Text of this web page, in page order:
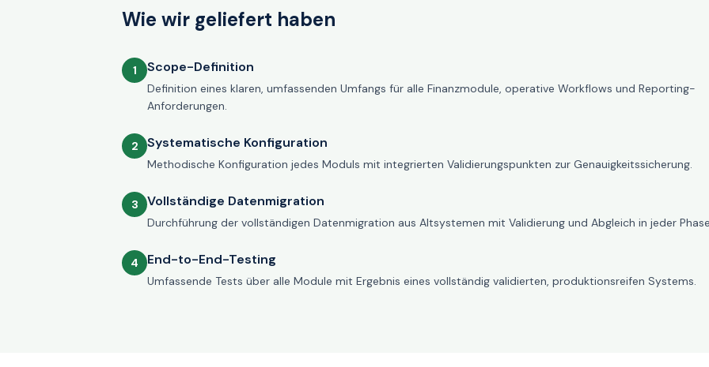
Wie wir geliefert haben
1 Scope-Definition
Definition eines klaren, umfassenden Umfangs für alle Finanzmodule, operative Workflows und Reporting-
Anforderungen.
2 Systematische Konfiguration
Methodische Konfiguration jedes Moduls mit integrierten Validierungspunkten zur Genauigkeitssicherung.
3 Vollständige Datenmigration
Durchführung der vollständigen Datenmigration aus Altsystemen mit Validierung und Abgleich in jeder
4 End-to-End-Testing
Umfassende Tests über alle Module mit Ergebnis eines vollständig validierten, produktionsreifen Systems.